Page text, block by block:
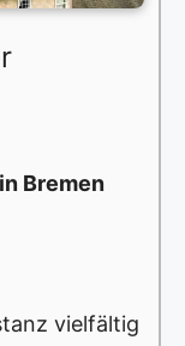
Bremen
vielfältig